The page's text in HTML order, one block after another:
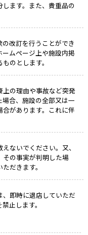
ます。また、貴重品の
改訂を行うことができ
ムページ上や施設内掲
のとします。
の理由や事故など突発
合、施設の全部又は一
があります。これに伴
ないでください。又、
の事実が判明した場
だきます。
即時に退店していただ
止します。